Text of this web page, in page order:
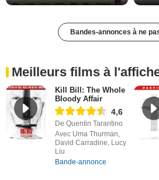
Bandes-annonces à ne
Meilleurs films à
Kill Bill: The Whole
Bloody Affair
4,6
De Quentin Tarantino
Avec Uma Thurman,
David Carradine, Lucy
Liu
Bande-annonce